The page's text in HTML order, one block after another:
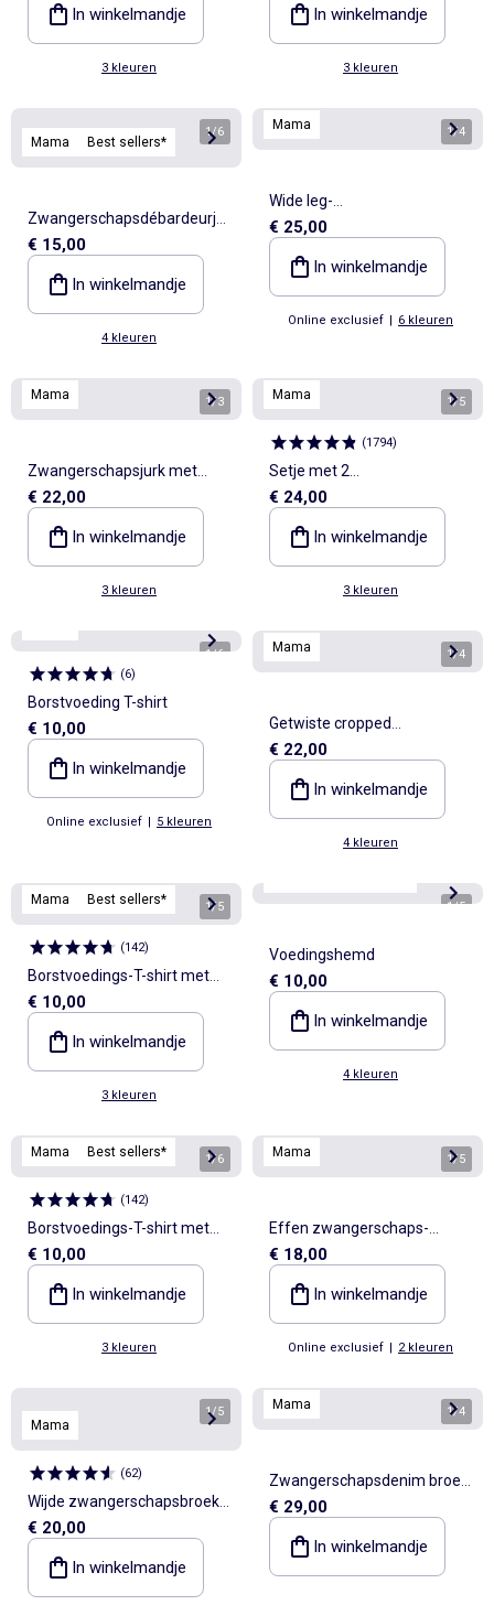
In winkelmandje
3 kleuren
In winkelmandje
3 kleuren
Mama Best sellers*
1/6
Zwangerschapsdébardeurjur
k van ribstof
€ 15,00
In winkelmandje
4 kleuren
Mama 1/4
Wide leg-
zwangerschapsbroek
€ 25,00
In winkelmandje
Online exclusief | 6 kleuren
Mama 1/3
Zwangerschapsjurk met
gedraaide voorkant
€ 22,00
In winkelmandje
3 kleuren
Mama 1/5
(1794)
Setje met 2
borstvoedingsbeha's
€ 24,00
In winkelmandje
3 kleuren
1/6
(6)
Borstvoeding T-shirt
€ 10,00
In winkelmandje
Online exclusief | 5 kleuren
Mama 1/4
Getwiste cropped
zwangerschapstrui
€ 22,00
In winkelmandje
4 kleuren
Mama Best sellers* 1/5
(142)
Borstvoedings-T-shirt met
korte mouw en print
€ 10,00
In winkelmandje
3 kleuren
1/5
Voedingshemd
€ 10,00
In winkelmandje
4 kleuren
Mama Best sellers* 1/6
(142)
Borstvoedings-T-shirt met
korte mouw en print
€ 10,00
In winkelmandje
3 kleuren
Mama 1/5
Effen zwangerschaps-
nachthemd
€ 18,00
In winkelmandje
Online exclusief | 2 kleuren
Mama
1/5
(62)
Wijde zwangerschapsbroek
van linnenmix
€ 20,00
In winkelmandje
Mama 1/4
Zwangerschapsdenim broek
met barrel fit
€ 29,00
In winkelmandje